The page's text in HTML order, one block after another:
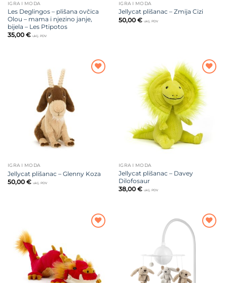
IGRA I MODA
Les Deglingos – plišana ovčica
Olou – mama i njezino janje,
bijela – Les Ptipotos
35,00 € uklj. PDV
IGRA I MODA
Jellycat plišanac – Zmija Cizi
50,00 € uklj. PDV
IGRA I MODA
Jellycat plišanac – Glenny Koza
50,00 € uklj. PDV
Dodajte
na listu
želja
IGRA I MODA
Jellycat plišanac – Davey
Dilofosaur
38,00 € uklj. PDV
Dodajte
na listu